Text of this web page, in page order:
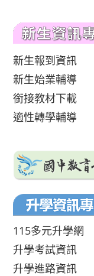
新生報到資訊
新生始業輔導
銜接教材下載
適性轉學輔導
115多元升學網
升學考試資訊
升學進路資訊